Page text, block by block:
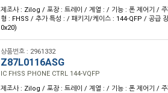
제조사 : Zilog / 포장 : 트레이 / 계열 : / 기능 : 폰 제어기 /
형 : FHSS / 추가 특성 : / 패키지/케이스 : 144-QFP / 공급
0x20)
상품번호 : 2961332
Z87L0116ASG
IC FHSS PHONE CTRL 144-VQFP
제조사 : Zilog / 포장 : 트레이 / 계열 : / 기능 : 폰 제어기 /